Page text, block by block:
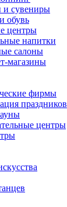
и сувениры
обувь
центры
напитки
салоны
магазины
фирмы
праздников
центры